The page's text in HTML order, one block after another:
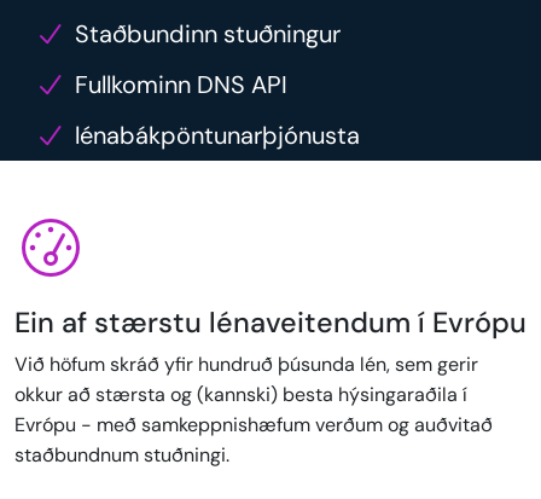
Staðbundinn stuðningur
Fullkominn DNS API
lénabákpöntunarþjónusta
Ein af stærstu lénaveitendum í Evrópu
Við höfum skráð yfir hundruð þúsunda lén, sem gerir
okkur að stærsta og (kannski) besta hýsingaraðila í
Evrópu - með samkeppnishæfum verðum og auðvitað
staðbundnum stuðningi.